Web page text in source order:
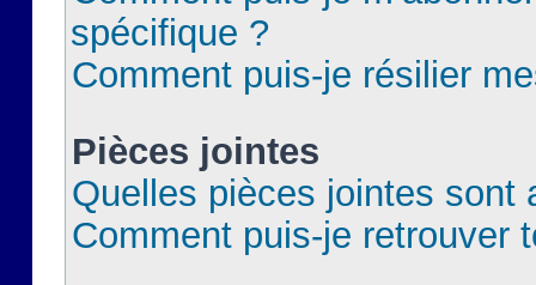
spécifique ?
Comment puis-je résilier
Pièces jointes
Quelles pièces jointes sont
Comment puis-je retrouver